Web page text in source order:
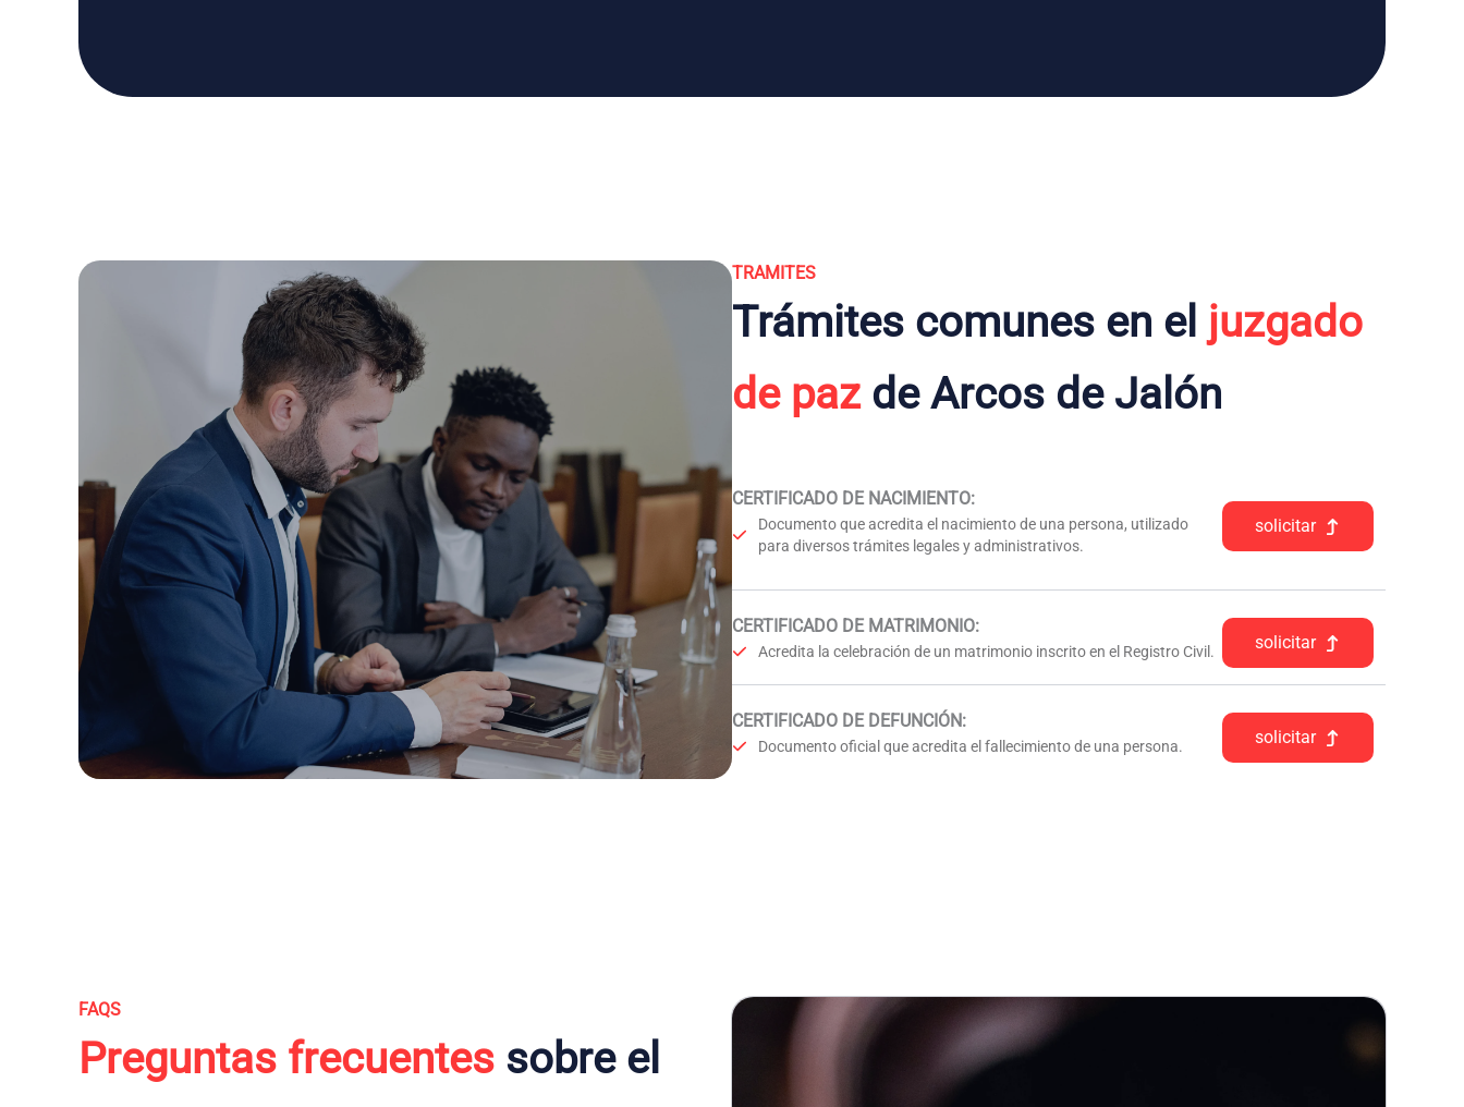
TRAMITES
Trámites comunes en el juzgado
de pazde Arcos de Jalón
CERTIFICADO DE NACIMIENTO:
Documento que acredita el nacimiento de una persona, utilizado
para diversos trámites legales y administrativos.
solicitar
CERTIFICADO DE MATRIMONIO:
Acredita la celebración de un matrimonio inscrito en el Registro Civil. solicitar
CERTIFICADO DE DEFUNCIÓN:
Documento oficial que acredita el fallecimiento de una persona. solicitar
FAQS
Preguntas frecuentes sobre el